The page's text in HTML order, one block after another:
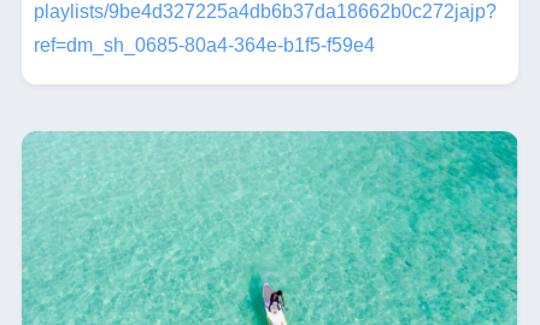
playlists/9be4d327225a4db6b37da18662b0c272jajp?
ref=dm_sh_0685-80a4-364e-b1f5-f59e4